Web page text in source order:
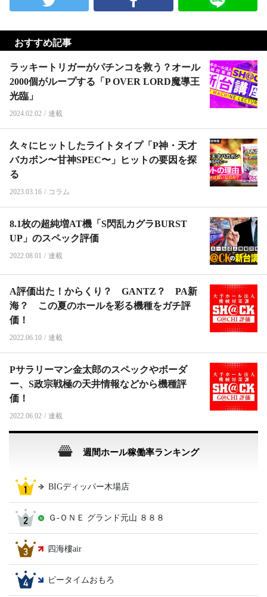
おすすめ記事
ラッキートリガーがパチンコを救う？オール
2000個がループする「P OVER LORD魔導王
光臨」
2024.02.02 / 連載
久々にヒットしたライトタイプ「P神・天才
バカボン〜甘神SPEC〜」ヒットの要因を探
る
2023.03.16 / コラム
8.1枚の超純増AT機「S閃乱カグラBURST
UP」のスペック評価
2022.08.01 / 連載
A評価出た！からくり？ GANTZ？ PA新
海？ この夏のホールを彩る機種をガチ評
価！
2022.06.10 / 連載
Pサラリーマン金太郎のスペックやボーダ
ー、S政宗戦極の天井情報などから機種評
価！
2022.06.02 / 連載
週間ホール稼働率ランキング
BIGディッパー木場店
Ｇ‐ＯＮＥ グランド元山 ８８８
四海樓air
ピータイムおもろ